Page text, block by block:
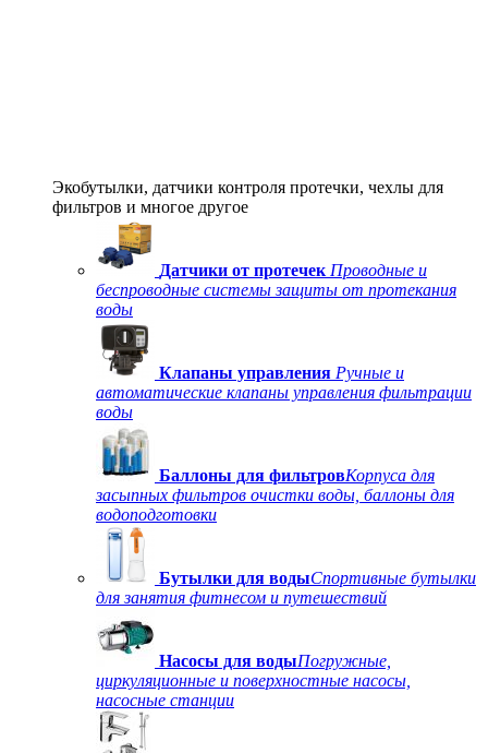
Экобутылки, датчики контроля протечки, чехлы для
фильтров и многое другое
Датчики от протечек Проводные и
беспроводные системы защиты от протекания
воды
Клапаны управления Ручные и
автоматические клапаны управления фильтрации
воды
Баллоны для фильтровКорпуса для
засыпных фильтров очистки воды, баллоны для
водоподготовки
Бутылки для водыСпортивные бутылки
для занятия фитнесом и путешествий
Насосы для водыПогружные,
циркуляционные и поверхностные насосы,
насосные станции